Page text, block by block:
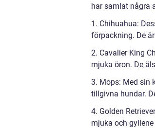
har samlat några
1. Chihuahua:
förpackning. De
2. Cavalier King
mjuka öron. De
3. Mops: Med sin
tillgivna hundar.
4. Golden
mjuka och